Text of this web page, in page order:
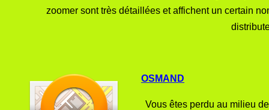
zoomer sont très détaillées et affichent un certain
OSMAND
Vous êtes perdu au milieu